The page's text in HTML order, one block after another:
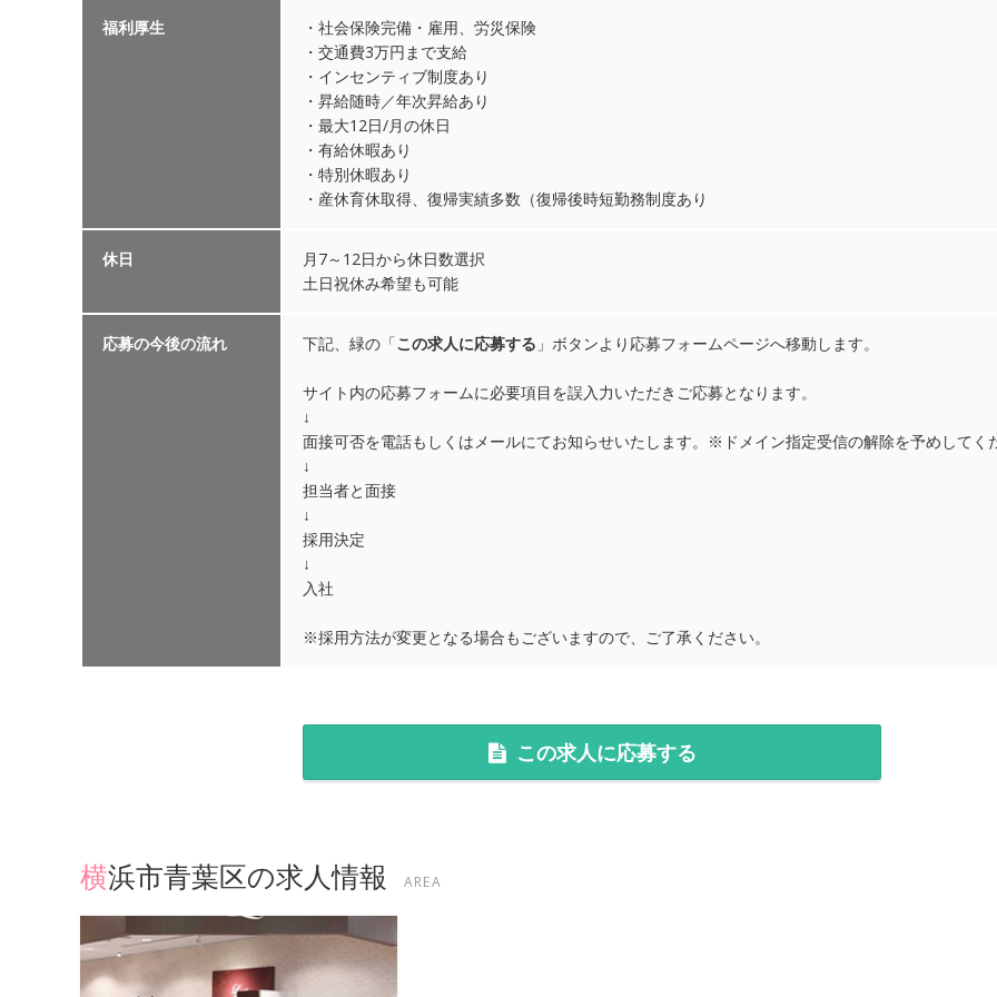
福利厚生
・社会保険完備・雇用、労災保険
・交通費3万円まで支給
・インセンティブ制度あり
・昇給随時／年次昇給あり
・最大12日/月の休日
・有給休暇あり
・特別休暇あり
・産休育休取得、復帰実績多数（復帰後時短勤務制度あり
休日
月7～12日から休日数選択
土日祝休み希望も可能
応募の今後の流れ 下記、緑の「この求人に応募する 」ボタンより応募フォームページへ移動します。
サイト内の応募フォームに必要項目を誤入力いただきご応募となります。
↓
面接可否を電話もしくはメールにてお知らせいたします。※ドメイン指定受信の解除を予めしてく
↓
担当者と面接
↓
採用決定
↓
入社
※採用方法が変更となる場合もございますので、ご了承ください。
この求人に応募する
横浜市青葉区の求人情報 AREA